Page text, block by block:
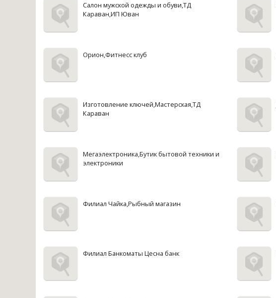
Салон мужской одежды и обуви,ТД
Караван,ИП Юван
Орион,Фитнесс клуб
Изготовление ключей,Мастерская,ТД
Караван
Мегаэлектроника,Бутик бытовой техники и
электроники
Филиал Чайка,Рыбный магазин
Филиал Банкоматы Цесна банк